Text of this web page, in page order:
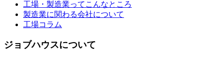
工場・製造業ってこんなところ
製造業に関わる会社について
工場コラム
ジョブハウスについて